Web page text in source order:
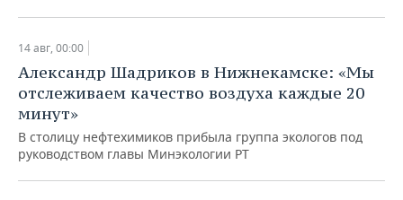
14 авг, 00:00
Александр Шадриков в Нижнекамске: «Мы
отслеживаем качество воздуха каждые 20
минут»
В столицу нефтехимиков прибыла группа экологов под
руководством главы Минэкологии РТ